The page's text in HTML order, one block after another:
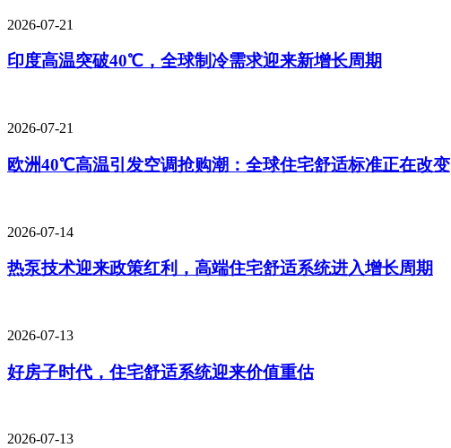
2026-07-21
印度高温突破40℃，全球制冷需求迎来新增长周期
2026-07-21
欧洲40℃高温引发空调抢购潮：全球住宅舒适标准正在改变
2026-07-14
热泵技术迎来政策红利，高端住宅舒适系统进入增长周期
2026-07-13
好房子时代，住宅舒适系统迎来价值重估
2026-07-13